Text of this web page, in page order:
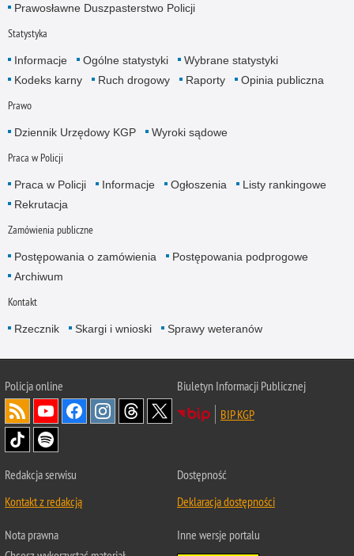
Prawosławne Duszpasterstwo Policji
Statystyka
Informacje Ogólne statystyki
Wybrane statystyki
Kodeks karny
Ruch drogowy Raporty Opinia publiczna
Prawo
Dziennik Urzędowy KGP Wyroki sądowe
Praca w Policji
Praca w Policji Informacje Ogłoszenia
Listy rankingowe
Rekrutacja
Zamówienia publiczne
Postępowania o zamówienia
Postępowania podprogowe
Archiwum
Kontakt
Rzecznik Skargi i wnioski Sprawy weteranów
Policjaonline
Biuletyn Informacji Publicznej
BIP KGP
Redakcja serwisu
Kontakt z redakcją
Dostępność
Deklaracja dostępności
Nota prawna
Inne wersje portalu